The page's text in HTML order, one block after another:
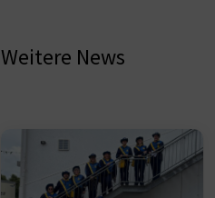
Weitere News